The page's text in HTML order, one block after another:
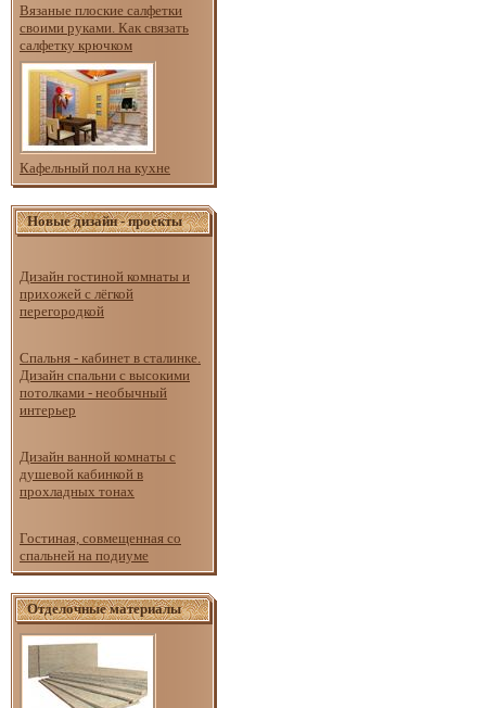
Вязаные плоские салфетки
своими руками. Как связать
салфетку крючком
Кафельный пол на кухне
Новые дизайн - проекты
Дизайн гостиной комнаты и
прихожей с лёгкой
перегородкой
Спальня - кабинет в сталинке.
Дизайн спальни с высокими
потолками - необычный
интерьер
Дизайн ванной комнаты с
душевой кабинкой в
прохладных тонах
Гостиная, совмещенная со
спальней на подиуме
Отделочные материалы